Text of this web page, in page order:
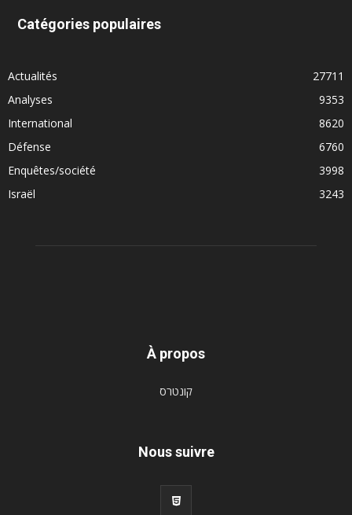
Catégories populaires
Actualités
27711
Analyses
9353
International
8620
Défense
6760
Enquêtes/société
3998
Israël
3243
À propos
קונטרס
Nous suivre